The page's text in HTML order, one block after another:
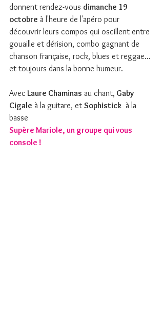
donnent rendez-vous dimanche 19
octobre à l'heure de l'apéro pour
découvrir leurs compos qui oscillent entre
gouaille et dérision, combo gagnant de
chanson française, rock, blues et reggae...
et toujours dans la bonne humeur.
Avec Laure Chaminas au chant, Gaby
Cigale à la guitare, et Sophistick à la
basse
Supère Mariole, un groupe qui vous
console !